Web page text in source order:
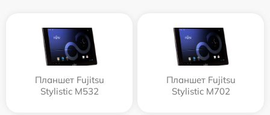
Планшет Fujitsu
Stylistic M532
Планшет Fujitsu
Stylistic M702